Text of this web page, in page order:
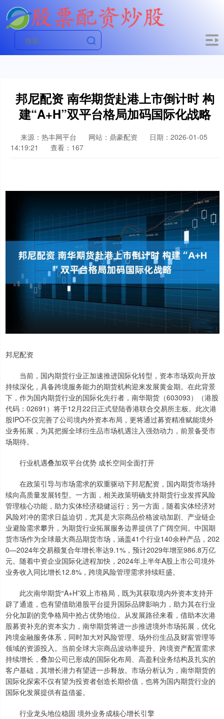
邦尼配资 南华期货赴港上市倒计时 构
建“A+H”双平台格局加码国际化战略
来源：热丰网平台 网站：鼎豪配资
日期：2026-01-05
14:19:21
查看：167
邦尼配资
当前，国内期货行业正加速推进国际化转型，资本市场双向开放
持续深化，具备跨境服务能力的期货机构迎来发展黄金期。在此背景
下，作为国内期货行业的国际化先行者，南华期货（603093）（港股
代码：02691）将于12月22日正式登陆香港联合交易所主板。此次港
股IPO不仅完善了公司境内外资本布局，更将通过募资精准赋能境外
业务拓展，为其把握全球衍生品市场机遇注入强劲动力，前景备受市
场期待。
行业机遇叠加双平台优势 成长空间全面打开
在政策引导与市场需求的双重驱动下邦尼配资，国内期货市场持
续向高质量发展转型。一方面，相关政策明确支持期货行业发挥风险
管理核心功能，助力实体经济稳健运行；另一方面，随着实体经济对
风险对冲的需求日益迫切，尤其是大宗商品价格波动加剧、产业链企
业避险需求攀升，为期货行业拓展服务边界提供了广阔空间。中国期
货市场作为全球最大商品期货市场，涵盖41个行业140余种产品，202
0—2024年交易额复合年增长率达9.1%，预计2029年增至986.8万亿
元。随着中资企业国际化进程加快，2024年上半年A股上市公司境外
业务收入同比增长12.8%，跨境风险管理需求持续旺盛。
此次南华期货“A+H”双上市格局，既为其获取境内外资本支持开
辟了通道，也有望借助港股平台提升国际品牌影响力，助力其在行业
分化加剧的竞争格局中抢占优势地位。从发展路径来看，借助本次港
股募资补充的资本实力，南华期货将进一步推进境外市场拓展，优化
跨境金融服务体系，同时加大对风险管理、场外衍生品及财富管理等
领域的资源投入。当前全球大宗商品波动率提升、跨境资产配置需求
持续增长，叠加公司已形成的国际化布局、高盈利业务结构及扎实的
客户基础，其增长潜力有望进一步释放。市场分析认为，南华期货的
国际化探索不仅有望为投资者创造长期价值，也将为国内期货行业的
国际化发展提供有益借鉴。
行业龙头地位稳固 境外业务成核心增长引擎